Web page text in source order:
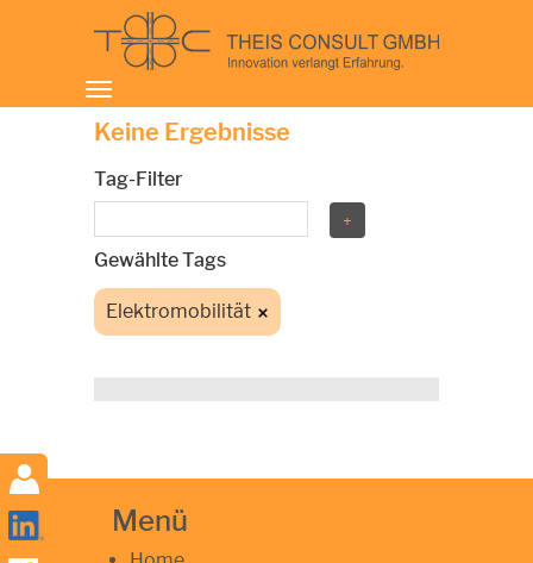
Toggle
navigation
Keine Ergebnisse
Tag-Filter
Gewählte Tags
Elektromobilität
Menü